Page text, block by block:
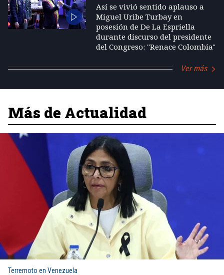
Así se vivió sentido aplauso a
Miguel Uribe Turbay en
posesión de De La Espriella
durante discurso del presidente
del Congreso: "Renace Colombia"
Ver más
Más de Actualidad
Terremoto en Venezuela